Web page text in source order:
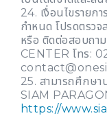
24. เงื่อนไขรายก
กำหนด โปรดตรว
หรือ ติดต่อสอบถา
CENTER โทร:
25. สามารถศึกษา
SIAM
https://